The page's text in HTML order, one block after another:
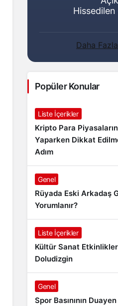
Hissedilen
Daha
Popüler Konular
Liste İçerikler
Kripto Para
Yaparken Dikkat
Adım
Genel
Rüyada Eski Arkadaş
Yorumlanır?
Liste İçerikler
Kültür Sanat
Doludizgin
Genel
Spor Basınının